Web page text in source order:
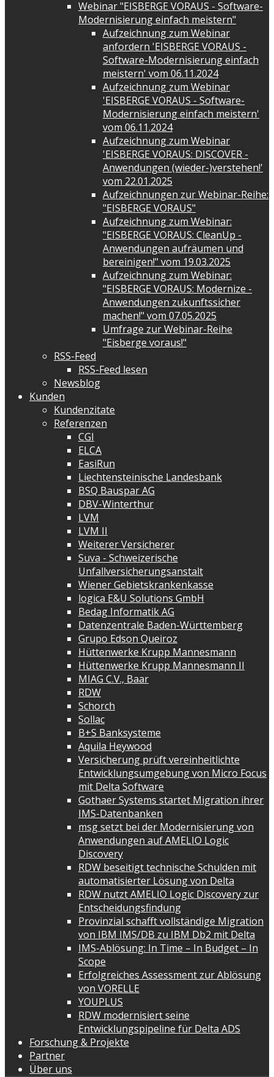
Webinar "EISBERGE VORAUS - Software-
Modernisierung einfach meistern"
Aufzeichnung zum Webinar
anfordern 'EISBERGE VORAUS -
Software-Modernisierung einfach
meistern' vom 06.11.2024
Aufzeichnung zum Webinar
'EISBERGE VORAUS - Software-
Modernisierung einfach meistern'
vom 06.11.2024
Aufzeichnung zum Webinar
'EISBERGE VORAUS: DISCOVER -
Anwendungen (wieder-)verstehen!'
vom 22.01.2025
Aufzeichnungen zur Webinar-Reihe:
"EISBERGE VORAUS"
Aufzeichnung zum Webinar:
"EISBERGE VORAUS: CleanUp -
Anwendungen aufräumen und
bereinigen!" vom 19.03.2025
Aufzeichnung zum Webinar:
"EISBERGE VORAUS: Modernize -
Anwendungen zukunftssicher
machen!" vom 07.05.2025
Umfrage zur Webinar-Reihe
"Eisberge voraus!"
RSS-Feed
RSS-Feed lesen
Newsblog
Kunden
Kundenzitate
Referenzen
CGI
ELCA
EasiRun
Liechtensteinische Landesbank
BSQ Bauspar AG
DBV-Winterthur
LVM
LVM II
Weiterer Versicherer
Suva - Schweizerische
Unfallversicherungsanstalt
Wiener Gebietskrankenkasse
logica E&U Solutions GmbH
Bedag Informatik AG
Datenzentrale Baden-Württemberg
Grupo Edson Queiroz
Hüttenwerke Krupp Mannesmann
Hüttenwerke Krupp Mannesmann II
MIAG C.V., Baar
RDW
Schorch
Sollac
B+S Banksysteme
Aquila Heywood
Versicherung prüft vereinheitlichte
Entwicklungsumgebung von Micro Focus
mit Delta Software
Gothaer Systems startet Migration ihrer
IMS-Datenbanken
msg setzt bei der Modernisierung von
Anwendungen auf AMELIO Logic
Discovery
RDW beseitigt technische Schulden mit
automatisierter Lösung von Delta
RDW nutzt AMELIO Logic Discovery zur
Entscheidungsfindung
Provinzial schafft vollständige Migration
von IBM IMS/DB zu IBM Db2 mit Delta
IMS-Ablösung: In Time – In Budget – In
Scope
Erfolgreiches Assessment zur Ablösung
von VORELLE
YOUPLUS
RDW modernisiert seine
Entwicklungspipeline für Delta ADS
Forschung & Projekte
Partner
Über uns